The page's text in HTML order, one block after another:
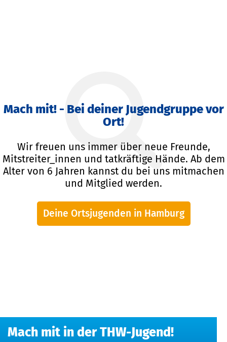
Mach mit! - Bei deiner Jugendgruppe vor
Ort!
Wir freuen uns immer über neue Freunde,
Mitstreiter_innen und tatkräftige Hände. Ab dem
Alter von 6 Jahren kannst du bei uns mitmachen
und Mitglied werden.
Deine Ortsjugenden in Hamburg
Mach mit in der THW-Jugend!